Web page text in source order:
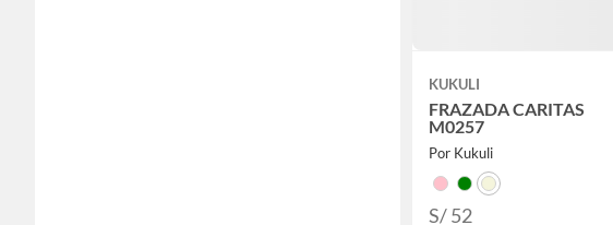
KUKULI
FRAZADA CARITAS
M0257
Por Kukuli
S/ 52